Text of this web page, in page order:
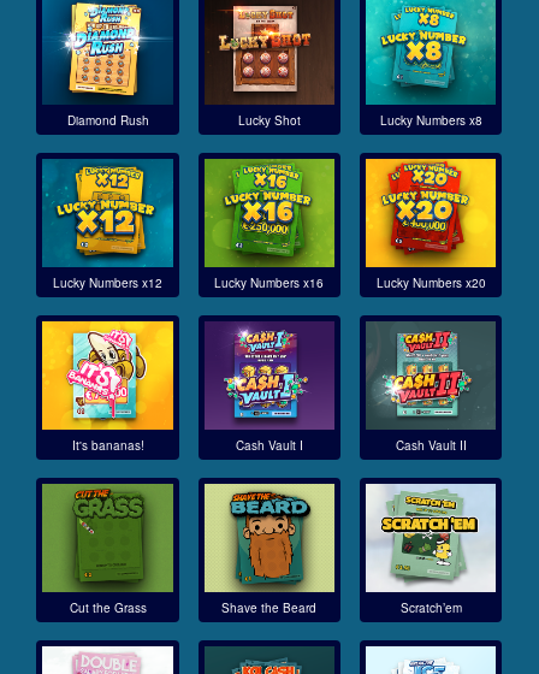
Diamond Rush Lucky Shot Lucky Numbers x8
Lucky Numbers x12 Lucky Numbers x16 Lucky Numbers x20
It's bananas! Cash Vault I Cash Vault II
Cut the Grass Shave the Beard Scratch’em